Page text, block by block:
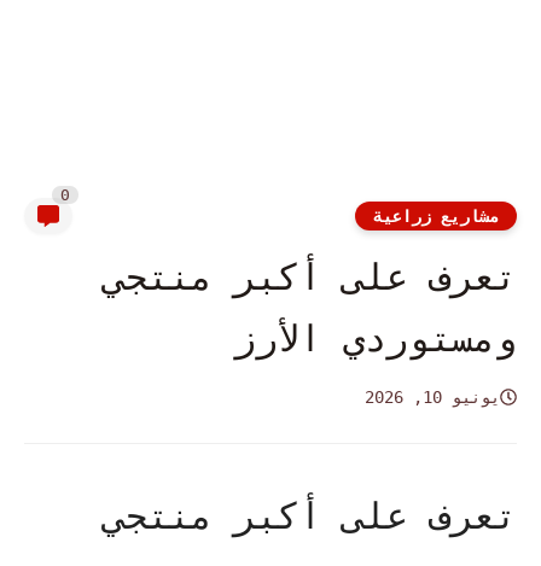
مشاريع زراعية
0
تعرف على أكبر منتجي
ومستوردي الأرز
يونيو 10, 2026
تعرف على أكبر منتجي